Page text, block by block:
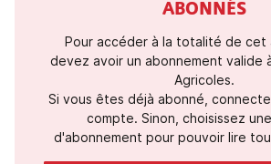
ABONNÉS
Pour accéder à la totalité de cet
devez avoir un abonnement valide
Agricoles.
Si vous êtes déjà abonné,
compte. Sinon, choisissez
d'abonnement pour pouvoir lire